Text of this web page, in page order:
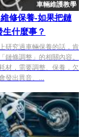
車輛維護教學
修保養-如果把鏈
什麼事？
研究過車輛保養的話，肯
鏈條調整」的相關內容。
材，需要調整、保養，欠
發出異音、...